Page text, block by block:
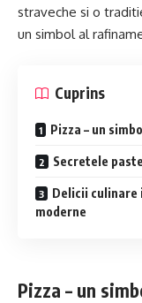
straveche si o
un simbol al
Cuprins
Pizza – un
Secretele
Delicii
moderne
Pizza – un